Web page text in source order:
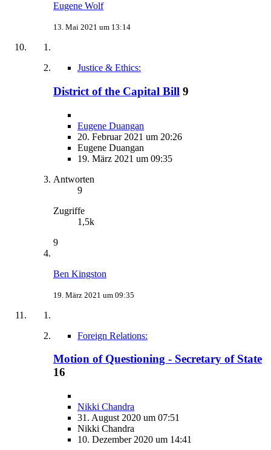
Eugene Wolf
13. Mai 2021 um 13:14
Justice & Ethics:
District of the Capital Bill 9
Eugene Duangan
20. Februar 2021 um 20:26
Eugene Duangan
19. März 2021 um 09:35
Antworten
9
Zugriffe
1,5k
9
Ben Kingston
19. März 2021 um 09:35
Foreign Relations:
Motion of Questioning - Secretary of State
16
Nikki Chandra
31. August 2020 um 07:51
Nikki Chandra
10. Dezember 2020 um 14:41